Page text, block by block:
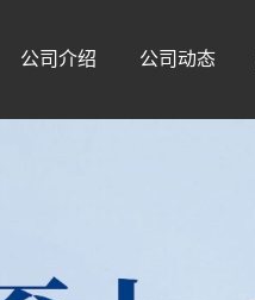
公司介绍 公司动态